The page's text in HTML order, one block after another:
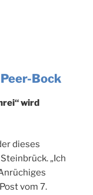
Bock
wird
dieses
„Ich
vom 7.